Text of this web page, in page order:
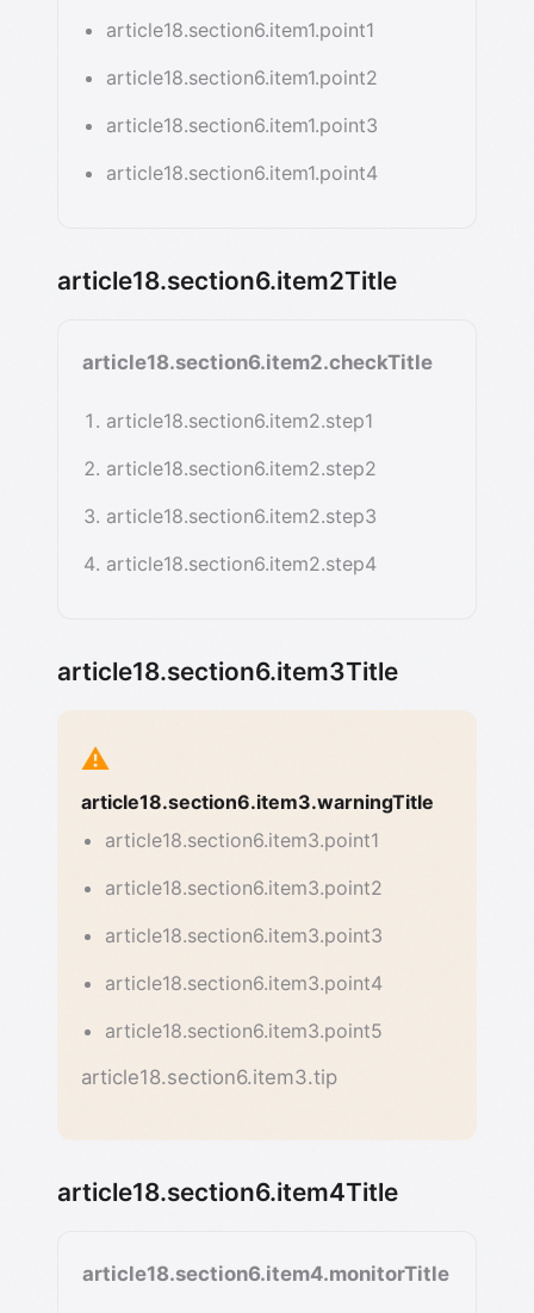
article18.section6.item1.point1
article18.section6.item1.point2
article18.section6.item1.point3
article18.section6.item1.point4
article18.section6.item2Title
article18.section6.item2.checkTitle
article18.section6.item2.step1
article18.section6.item2.step2
article18.section6.item2.step3
article18.section6.item2.step4
article18.section6.item3Title
⚠️
article18.section6.item3.warningTitle
article18.section6.item3.point1
article18.section6.item3.point2
article18.section6.item3.point3
article18.section6.item3.point4
article18.section6.item3.point5
article18.section6.item3.tip
article18.section6.item4Title
article18.section6.item4.monitorTitle